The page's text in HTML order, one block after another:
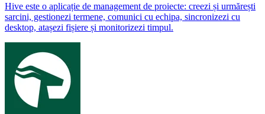
Hive este o aplicație de management de proiecte: creezi și urmărești
sarcini, gestionezi termene, comunici cu echipa, sincronizezi cu
desktop, atașezi fișiere și monitorizezi timpul.